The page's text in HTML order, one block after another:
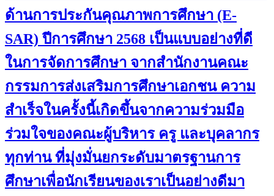
ด้านการประกันคุณภาพการศึกษา (E-
SAR) ปีการศึกษา 2568 เป็นแบบอย่างที่ดี
ในการจัดการศึกษา จากสำนักงานคณะ
กรรมการส่งเสริมการศึกษาเอกชน ความ
สำเร็จในครั้งนี้เกิดขึ้นจากความร่วมมือ
ร่วมใจของคณะผู้บริหาร ครู และบุคลากร
ทุกท่าน ที่มุ่งมั่นยกระดับมาตรฐานการ
ศึกษาเพื่อนักเรียนของเราเป็นอย่างดีมา